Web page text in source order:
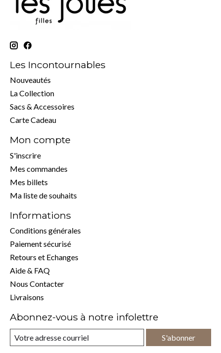
Les Incontournables
Nouveautés
La Collection
Sacs & Accessoires
Carte Cadeau
Mon compte
S'inscrire
Mes commandes
Mes billets
Ma liste de souhaits
Informations
Conditions générales
Paiement sécurisé
Retours et Echanges
Aide & FAQ
Nous Contacter
Livraisons
Abonnez-vous à notre infolettre
S'abonner